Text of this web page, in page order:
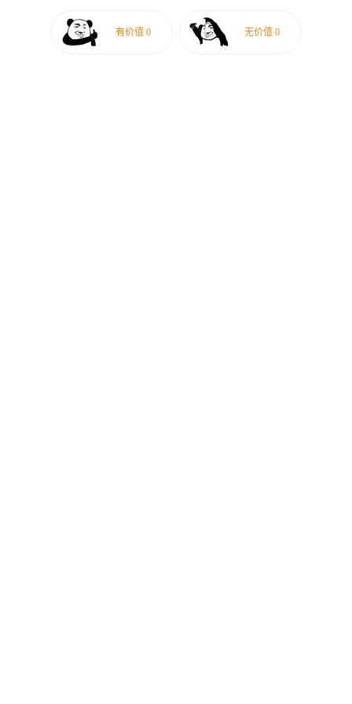
有价值 0 无价值 0